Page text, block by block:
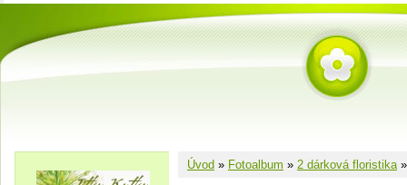
Úvod » Fotoalbum » 2 dárková floristika